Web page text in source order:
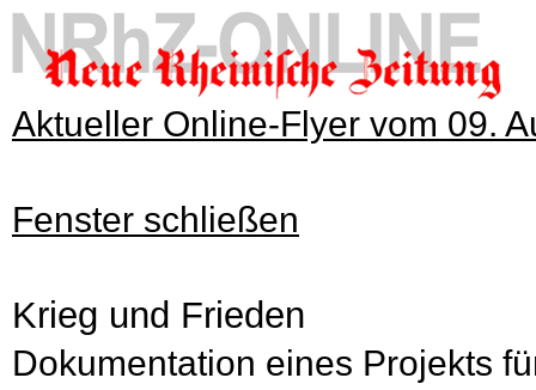
Aktueller Online-Flyer vom 09.
Fenster schließen
Krieg und Frieden
Dokumentation eines Projekts